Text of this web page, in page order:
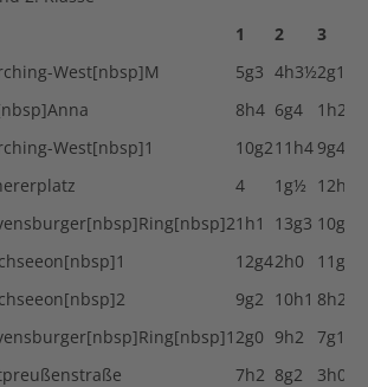
1 2
3
West[nbsp]M 5g3 4h3½2g1½
8h4 6g4
1h2½
West[nbsp]1 10g211h4 9g4
4 1g½ 12h4
1h1 13g3 10g2
12g42h0
11g1½
9g2 10h1 8h2½
2g0 9h2
7g1½
7h2 8g2
3h0